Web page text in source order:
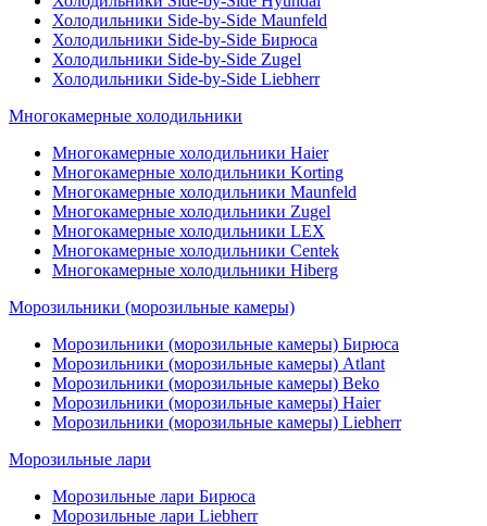
Холодильники Side-by-Side Maunfeld
Холодильники Side-by-Side Бирюса
Холодильники Side-by-Side Zugel
Холодильники Side-by-Side Liebherr
Многокамерные холодильники
Многокамерные холодильники Haier
Многокамерные холодильники Korting
Многокамерные холодильники Maunfeld
Многокамерные холодильники Zugel
Многокамерные холодильники LEX
Многокамерные холодильники Centek
Многокамерные холодильники Hiberg
Морозильники (морозильные камеры)
Морозильники (морозильные камеры) Бирюса
Морозильники (морозильные камеры) Atlant
Морозильники (морозильные камеры) Beko
Морозильники (морозильные камеры) Haier
Морозильники (морозильные камеры) Liebherr
Морозильные лари
Морозильные лари Бирюса
Морозильные лари Liebherr